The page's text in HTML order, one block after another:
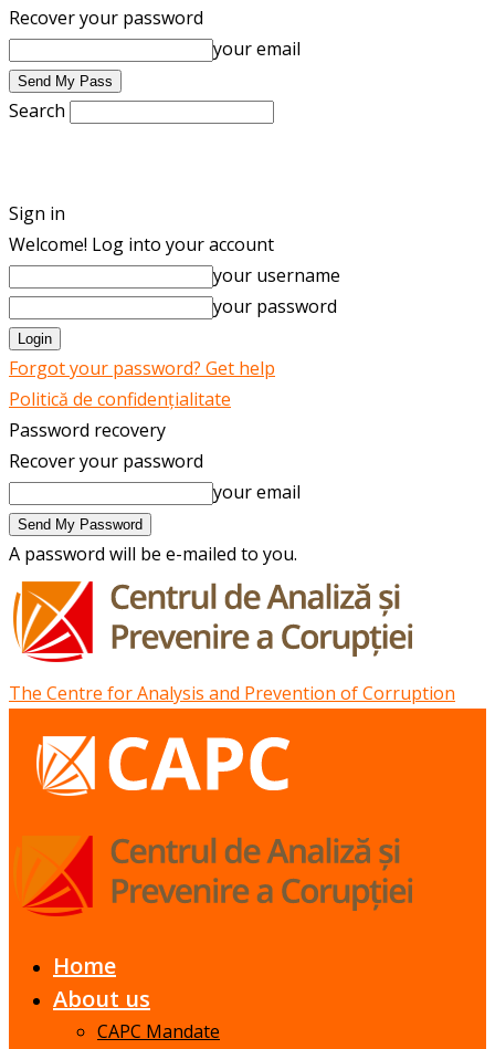
Recover your password
your email
Search
Sign in
Welcome! Log into your account
your username
your password
Forgot your password? Get help
Politică de confidențialitate
Password recovery
Recover your password
your email
A password will be e-mailed to you.
The Centre for Analysis and Prevention of Corruption
Home
About us
CAPC Mandate